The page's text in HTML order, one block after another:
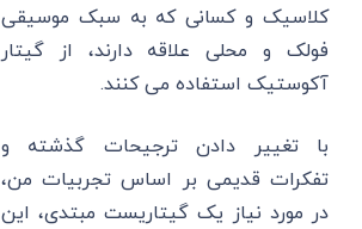
کلاسیک و کسانی که به سبک موسیقی
فولک و محلی علاقه دارند، از گیتار
آکوستیک استفاده می کنند.
با تغییر دادن ترجیحات گذشته و
تفکرات قدیمی بر اساس تجربیات من،
در مورد نیاز یک گیتاریست مبتدی، این